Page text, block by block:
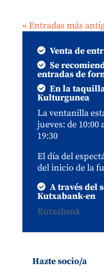
« Entradas más
Venta de
Se
entradas de
En la
Kulturgunea
La ventanilla
jueves: de 10:00
19:30
El día del
del inicio de la
A través del
Kutxabank-en
Kutxabank
Hazte socio/a